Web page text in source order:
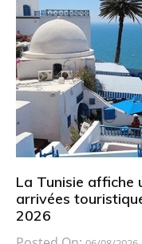
La Tunisie affiche
arrivées
2026